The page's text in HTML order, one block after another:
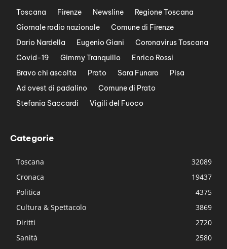
Toscana Firenze Newsline
Regione Toscana
Giornale radio nazionale
Comune di Firenze
Dario Nardella
Eugenio Giani
Coronavirus Toscana
Covid-19
Gimmy Tranquillo
Enrico Rossi
Bravo chi ascolta
Prato Sara Funaro
Pisa
Ad ovest di padalino
Comune di Prato
Stefania Saccardi
Vigili del Fuoco
Categorie
Toscana
32089
Cronaca
19437
Politica
4375
Cultura & Spettacolo
3869
Diritti
2720
Sanità
2580